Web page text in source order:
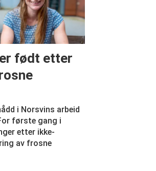
født etter
i Norsvins arbeid
første gang i
etter ikke-
av frosne